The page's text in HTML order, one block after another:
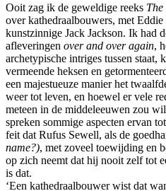
Ooit zag ik de geweldige reeks The
over kathedraalbouwers, met
kunstzinnige Jack Jackson. Ik had
afleveringen over and over again,
archetypische intriges tussen staat,
vermeende heksen en
een majestueuze manier het
weer tot leven, en hoewel er vele
meteen in de middeleeuwen zou
spreken sommige aspecten ervan
feit dat Rufus Sewell, als de
name?), met zoveel toewijding en
op zich neemt dat hij nooit zelf tot
is dat.
‘Een kathedraalbouwer wist dat